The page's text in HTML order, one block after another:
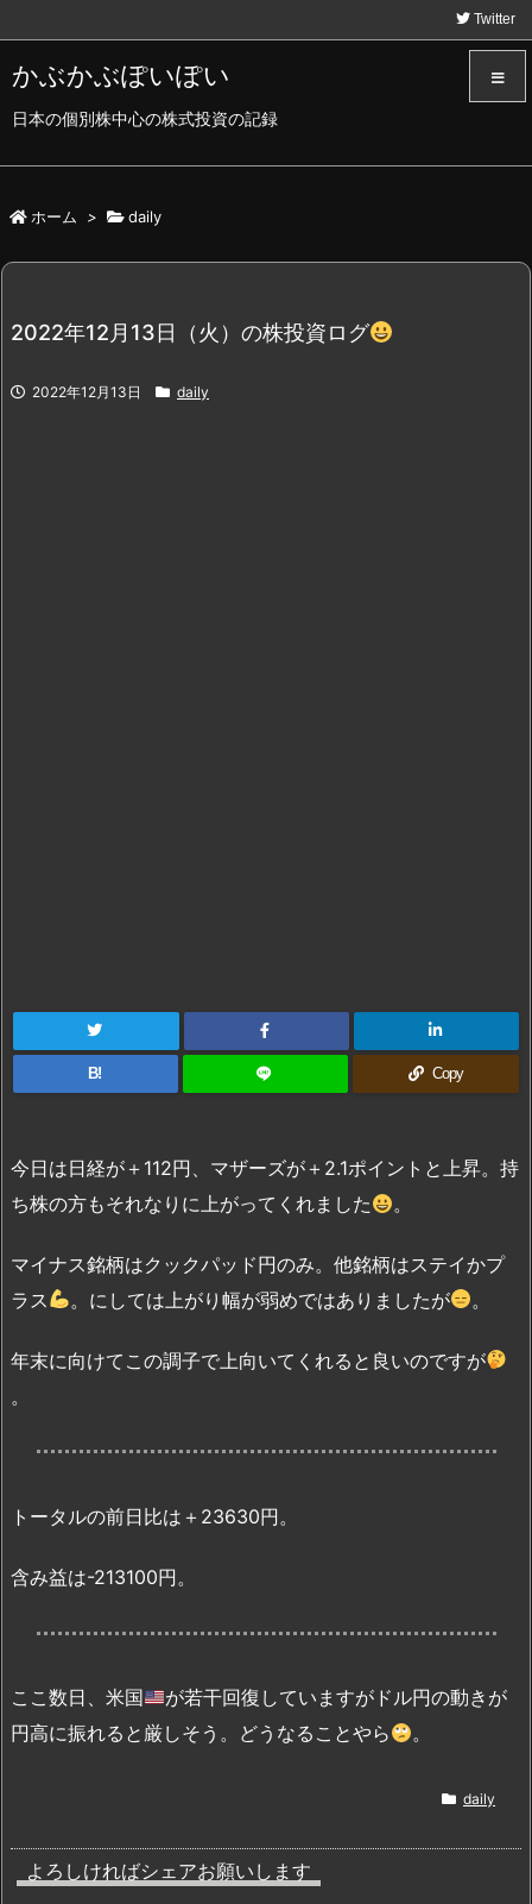
かぶかぶぽいぽい
日本の個別株中心の株式投資の記録
Twitter
ホーム > daily
2022年12月13日（火）の株投資ログ
2022年12月13日 daily
B! Copy
今日は日経が＋112円、マザーズが＋2.1ポイントと上昇。持
ち株の方もそれなりに上がってくれました
。
マイナス銘柄はクックパッド円のみ。他銘柄はステイかプ
ラス
。にしては上がり幅が弱めではありましたが 。
年末に向けてこの調子で上向いてくれると良いのですが
。
トータルの前日比は＋23630円。
含み益は-213100円。
ここ数日、米国
が若干回復していますがドル円の動きが
円高に振れると厳しそう。どうなることやら
。
daily
よろしければシェアお願いします